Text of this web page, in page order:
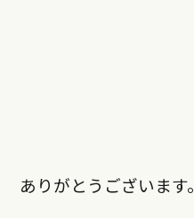
ありがとうございます。